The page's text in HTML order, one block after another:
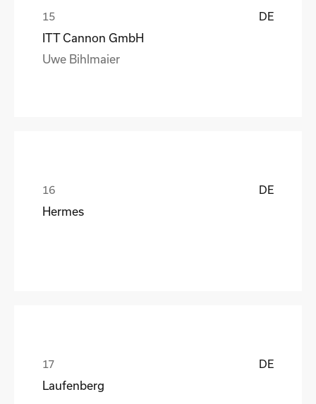
DE
ITT Cannon GmbH
Uwe Bihlmaier
DE
Hermes
DE
Laufenberg